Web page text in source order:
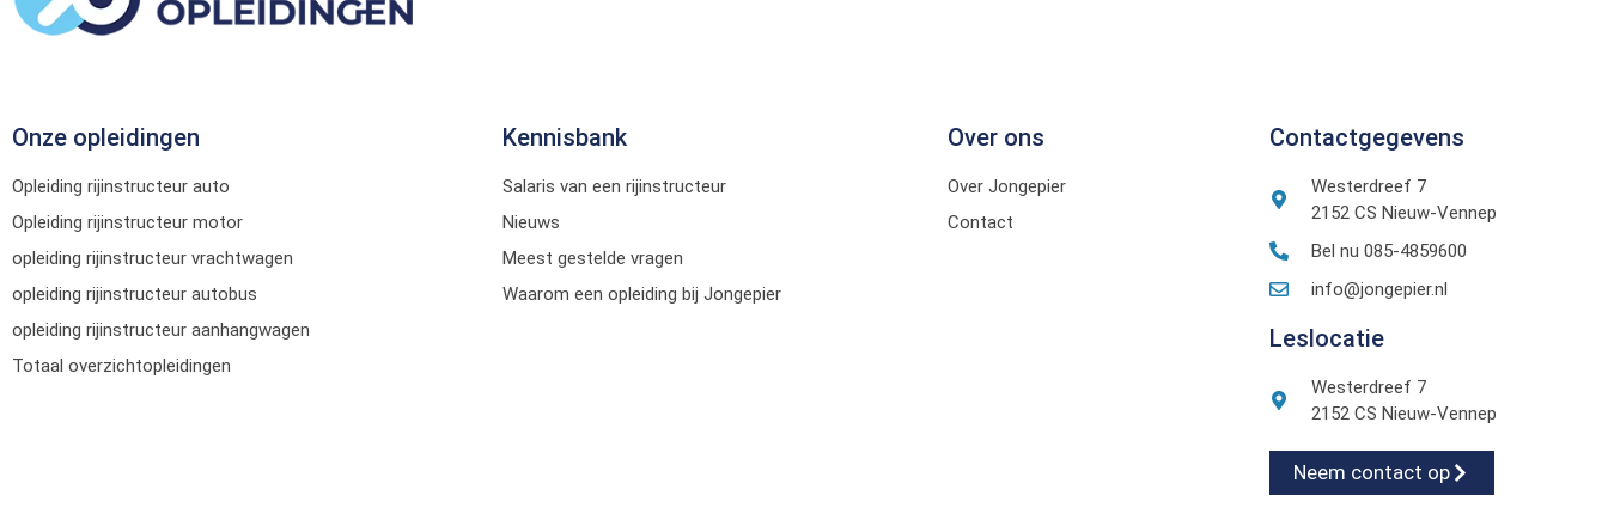
Onze opleidingen
Opleiding rijinstructeur auto
Opleiding rijinstructeur motor
opleiding rijinstructeur vrachtwagen
opleiding rijinstructeur autobus
opleiding rijinstructeur aanhangwagen
Totaal overzichtopleidingen
Kennisbank
Salaris van een rijinstructeur
Nieuws
Meest gestelde vragen
Waarom een opleiding bij Jongepier
Over ons
Over Jongepier
Contact
Contactgegevens
Westerdreef 7
2152 CS Nieuw-Vennep
Bel nu 085-4859600
info@jongepier.nl
Leslocatie
Westerdreef 7
2152 CS Nieuw-Vennep
Neem contact op